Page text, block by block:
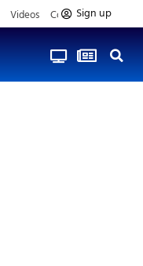
Videos Contact us
Sign up